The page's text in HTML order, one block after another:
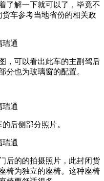
了解一下就可以了，毕竟不
车参考当地省份的相关政
，可以看出此车的主副驾后
分也为玻璃窗的配置。
后侧部分照片。
后的的拍摄照片，此封闭货
椅为独立的座椅。这种座椅